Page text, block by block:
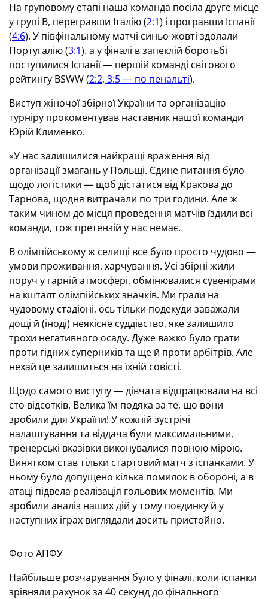
На груповому етапі наша команда посіла друге місце
у групі В, перегравши Італію (2:1) і програвши Іспанії
(4:6). У півфінальному матчі синьо-жовті здолали
Португалію (3:1). а у фіналі в запеклій боротьбі
поступилися Іспанії — першій команді світового
рейтингу BSWW (2:2, 3:5 — по пенальті).
Виступ жіночої збірної України та організацію
турніру прокоментував наставник нашої команди
Юрій Клименко.
«У нас залишилися найкращі враження від
організації змагань у Польщі. Єдине питання було
щодо логістики — щоб дістатися від Кракова до
Тарнова, щодня витрачали по три години. Але ж
таким чином до місця проведення матчів їздили всі
команди, тож претензій у нас немає.
В олімпійському ж селищі все було просто чудово —
умови проживання, харчування. Усі збірні жили
поруч у гарній атмосфері, обмінювалися сувенірами
на кшталт олімпійських значків. Ми грали на
чудовому стадіоні, ось тільки подекуди заважали
дощі й (іноді) неякісне суддівство, яке залишило
трохи негативного осаду. Дуже важко було грати
проти гідних суперників та ще й проти арбітрів. Але
нехай це залишиться на їхній совісті.
Щодо самого виступу — дівчата відпрацювали на всі
сто відсотків. Велика їм подяка за те, що вони
зробили для України! У кожній зустрічі
налаштування та віддача були максимальними,
тренерські вказівки виконувалися повною мірою.
Винятком став тільки стартовий матч з іспанками. У
ньому було допущено кілька помилок в обороні, а в
атаці підвела реалізація гольових моментів. Ми
зробили аналіз наших дій у тому поєдинку й у
наступних іграх виглядали досить пристойно.
Фото АПФУ
Найбільше розчарування було у фіналі, коли іспанки
зрівняли рахунок за 40 секунд до фінального